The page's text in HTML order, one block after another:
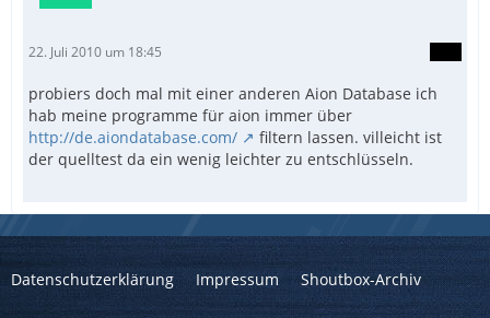
22. Juli 2010 um 18:45
probiers doch mal mit einer anderen Aion Database ich
hab meine programme für aion immer über
http://de.aiondatabase.com/
filtern lassen. villeicht ist
der quelltest da ein wenig leichter zu entschlüsseln.
Datenschutzerklärung Impressum Shoutbox-Archiv